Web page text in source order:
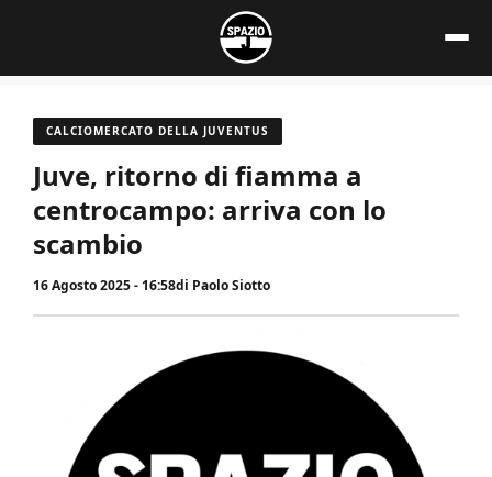
contenuto
CALCIOMERCATO DELLA JUVENTUS
Juve, ritorno di fiamma a
centrocampo: arriva con lo
scambio
16 Agosto 2025 - 16:58di Paolo Siotto